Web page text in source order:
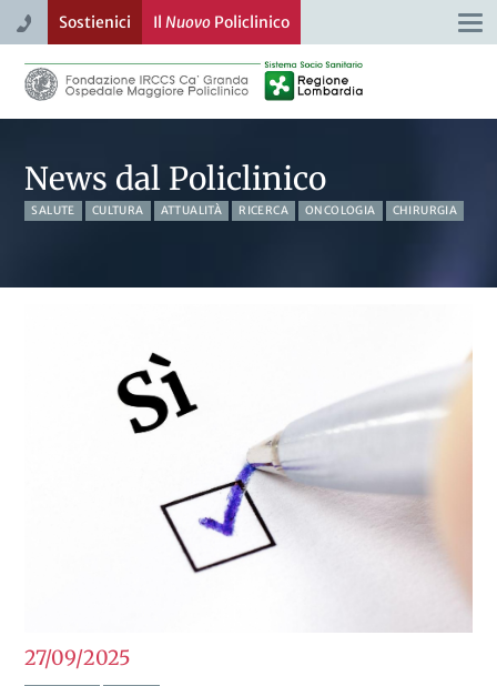
Sostienici Il NuovoPoliclinico
News dal Policlinico
SALUTE CULTURA ATTUALITÀ RICERCA ONCOLOGIA CHIRURGIA
27/092025